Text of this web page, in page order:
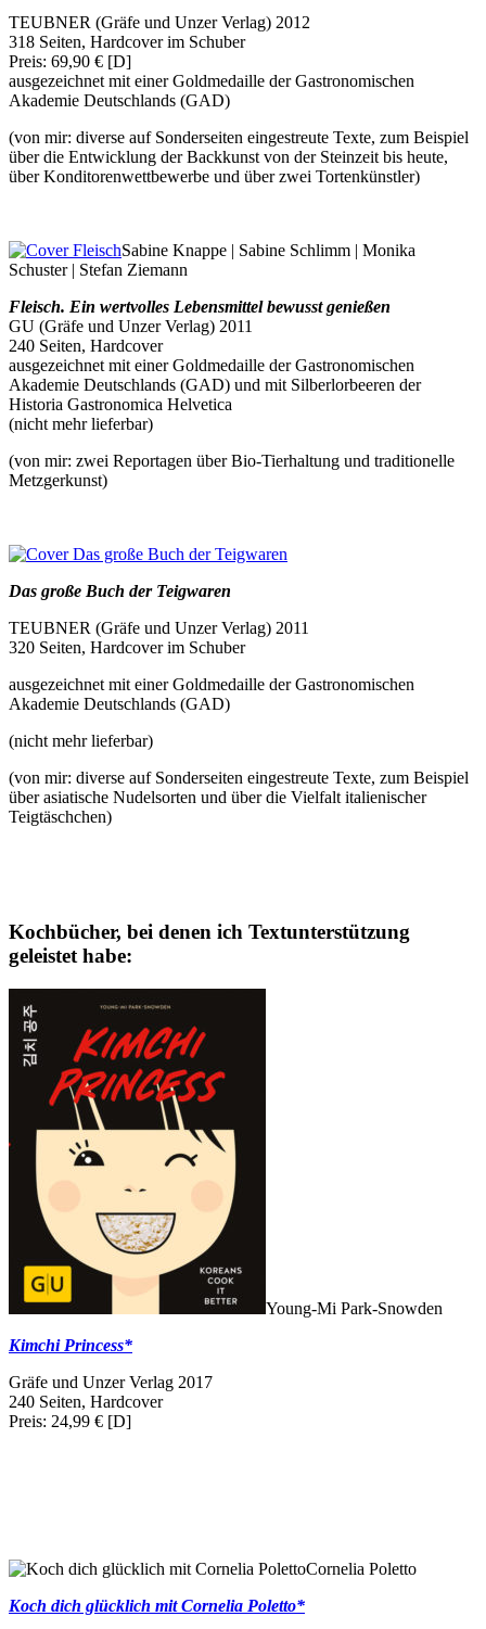
TEUBNER (Gräfe und Unzer Verlag) 2012
318 Seiten, Hardcover im Schuber
Preis: 69,90 € [D]
ausgezeichnet mit einer Goldmedaille der Gastronomischen
Akademie Deutschlands (GAD)
(von mir: diverse auf Sonderseiten eingestreute Texte, zum Beispiel
über die Entwicklung der Backkunst von der Steinzeit bis heute,
über Konditorenwettbewerbe und über zwei Tortenkünstler)
Sabine Knappe | Sabine Schlimm | Monika
Schuster | Stefan Ziemann
Fleisch. Ein wertvolles Lebensmittel bewusst genießen
GU (Gräfe und Unzer Verlag) 2011
240 Seiten, Hardcover
ausgezeichnet mit einer Goldmedaille der Gastronomischen
Akademie Deutschlands (GAD) und mit Silberlorbeeren der
Historia Gastronomica Helvetica
(nicht mehr lieferbar)
(von mir: zwei Reportagen über Bio-Tierhaltung und traditionelle
Metzgerkunst)
Das große Buch der Teigwaren
TEUBNER (Gräfe und Unzer Verlag) 2011
320 Seiten, Hardcover im Schuber
ausgezeichnet mit einer Goldmedaille der Gastronomischen
Akademie Deutschlands (GAD)
(nicht mehr lieferbar)
(von mir: diverse auf Sonderseiten eingestreute Texte, zum Beispiel
über asiatische Nudelsorten und über die Vielfalt italienischer
Teigtäschchen)
Kochbücher, bei denen ich Textunterstützung
geleistet habe:
Young-Mi Park-Snowden
Kimchi Princess*
Gräfe und Unzer Verlag 2017
240 Seiten, Hardcover
Preis: 24,99 € [D]
Cornelia Poletto
Koch dich glücklich mit Cornelia Poletto*